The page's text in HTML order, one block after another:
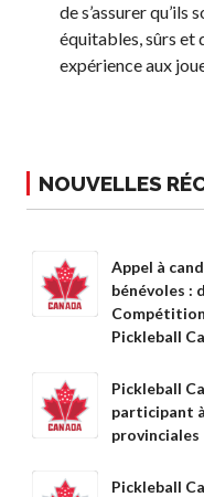
de s’assurer qu’ils
équitables, sûrs et
expérience aux
NOUVELLES
Appel à
bénévoles :
Pickleball
Pickleball
participant
provinciales
Pickleball